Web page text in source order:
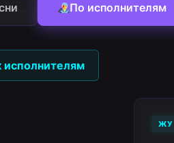
По исполнителям
исполнителям